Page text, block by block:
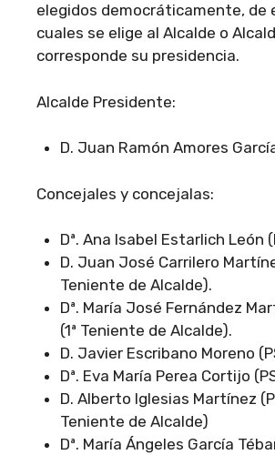
elegidos democráticamente, de
cuales se elige al Alcalde o
corresponde su presidencia.
Alcalde Presidente:
D. Juan Ramón Amores
Concejales y concejalas:
Dª. Ana Isabel Estarlich León
D. Juan José Carrilero
Teniente de Alcalde).
Dª. María José Fernández
(1ª Teniente de Alcalde).
D. Javier Escribano Moreno
Dª. Eva María Perea Cortijo
D. Alberto Iglesias Martínez
Teniente de Alcalde)
Dª. María Ángeles García